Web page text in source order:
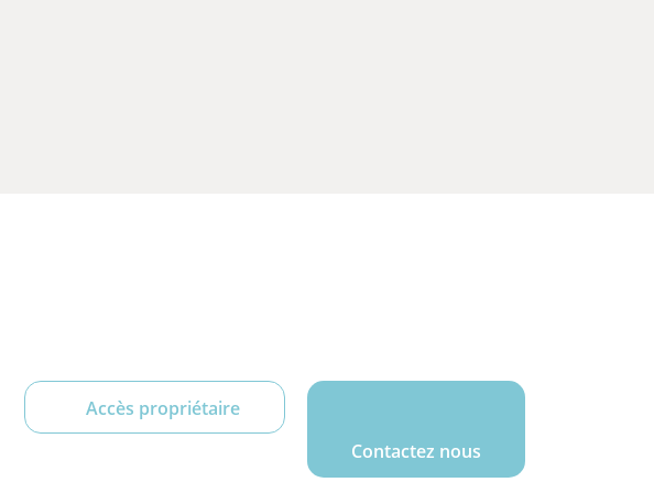
Accès propriétaire
Contactez nous